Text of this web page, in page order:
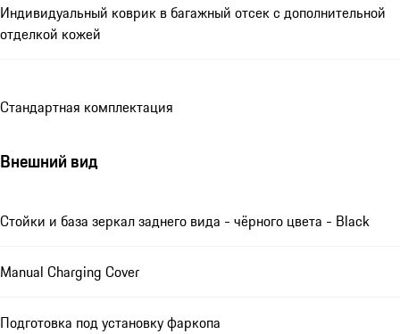
Индивидуальный коврик в багажный отсек с дополнительной
отделкой кожей
Стандартная комплектация
Внешний вид
Стойки и база зеркал заднего вида - чёрного цвета - Black
Manual Charging Cover
Подготовка под установку фаркопа